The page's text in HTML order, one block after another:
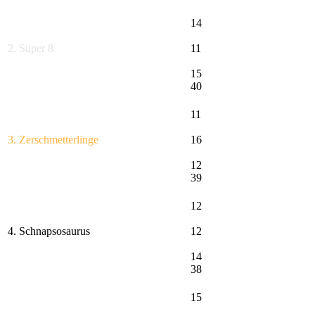
2. Super 8
14
11
15
40
3. Zerschmetterlinge
11
16
12
39
4. Schnapsosaurus
12
12
14
38
15